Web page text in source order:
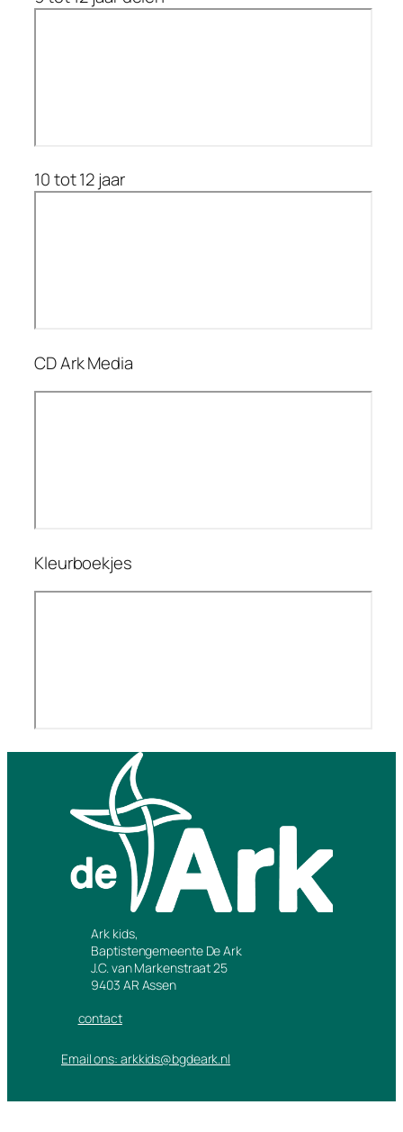
10 tot 12 jaar
CD Ark Media
Kleurboekjes
Ark kids,
Baptistengemeente De Ark
J.C. van Markenstraat 25
9403 AR Assen
contact
Email ons: arkkids@bgdeark.nl